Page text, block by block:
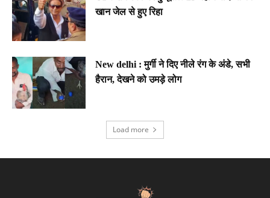
खान जेल से हुए रिहा
New delhi : मुर्गी ने दिए नीले रंग के अंडे, सभी
हैरान, देखने को उमड़े लोग
Load more